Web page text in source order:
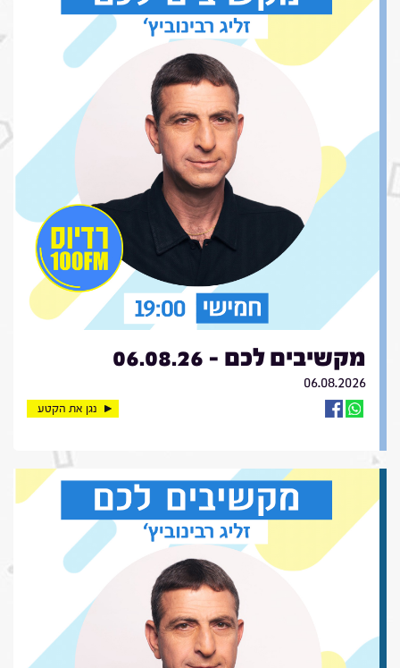
מקשיבים לכם - 06.08.26
06.08.2026
נגן את הקטע